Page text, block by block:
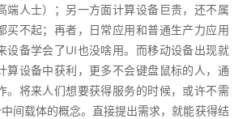
端人士）；另一方面计算设备巨贵，还不属
买不起；再者，日常应用和普通生产力应用
设备学会了UI也没啥用。而移动设备出现就
算设备中获利，更多不会键盘鼠标的人，通
。将来人们想要获得服务的时候，或许不需
间载体的概念。直接提出需求，就能获得结